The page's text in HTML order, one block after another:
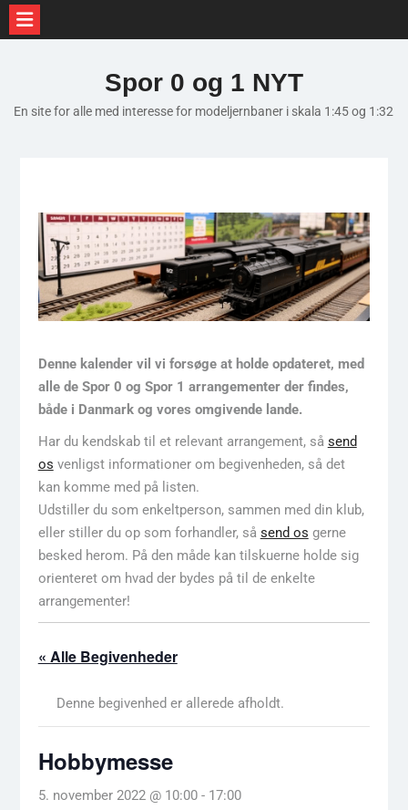
Spor 0 og 1 NYT
En site for alle med interesse for modeljernbaner i skala 1:45 og 1:32
Denne kalender vil vi forsøge at holde opdateret, med
alle de Spor 0 og Spor 1 arrangementer der findes,
både i Danmark og vores omgivende lande.
Har du kendskab til et relevant arrangement, så send
os venligst informationer om begivenheden, så det
kan komme med på listen.
Udstiller du som enkeltperson, sammen med din klub,
eller stiller du op som forhandler, så send os gerne
besked herom. På den måde kan tilskuerne holde sig
orienteret om hvad der bydes på til de enkelte
arrangementer!
« Alle Begivenheder
Denne begivenhed er allerede afholdt.
Hobbymesse
5. november 2022 @ 10:00- 17:00